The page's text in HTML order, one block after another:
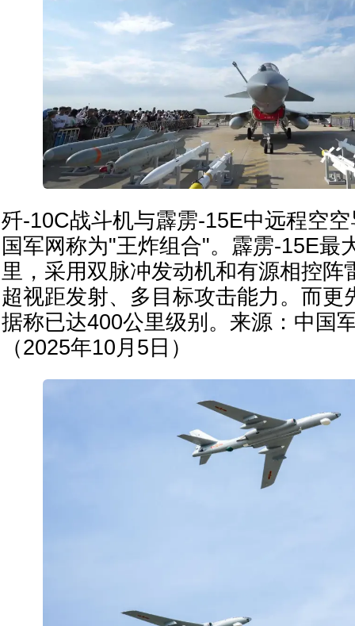
歼-10C战斗机与霹雳-15E中远程空
国军网称为"王炸组合"。霹雳-15E最
里，采用双脉冲发动机和有源相控阵
超视距发射、多目标攻击能力。而更
据称已达400公里级别。来源：中国
（2025年10月5日）